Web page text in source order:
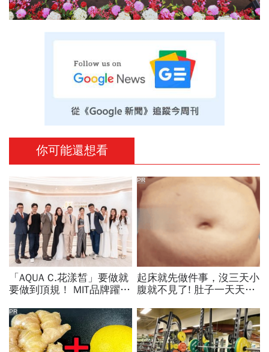
你可能還想看
「AQUA C.花漾皙」要做就
要做到頂規！ MIT品牌躍上
美業生醫新高度
起床就先做件事，沒三天小
腹就不見了! 肚子一天天變
PR
PR